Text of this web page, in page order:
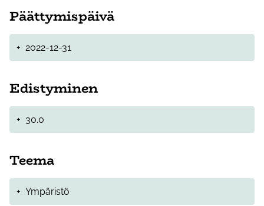
Päättymispäivä
+ 2022-12-31
Edistyminen
+ 30.0
Teema
+ Ympäristö